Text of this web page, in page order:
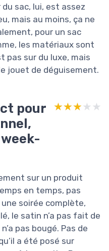
sac, lui, est assez
mais au moins, ça ne
pour un sac
les matériaux sont
pas sur du luxe, mais
jouet de déguisement.
pour
★★★★★
★★★★★
sur un produit
en temps, pas
soirée complète,
le satin n’a pas fait de
pas bougé. Pas de
a été posé sur